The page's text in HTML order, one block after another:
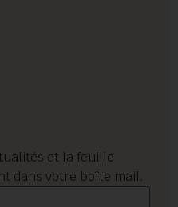
et la feuille
dans votre boîte mail.